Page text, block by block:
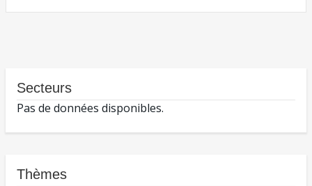
Secteurs
Pas de données disponibles.
Thèmes